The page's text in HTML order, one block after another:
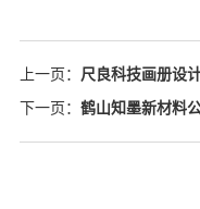
上一页： 尺良科技画册设
下一页： 鹤山知墨新材料